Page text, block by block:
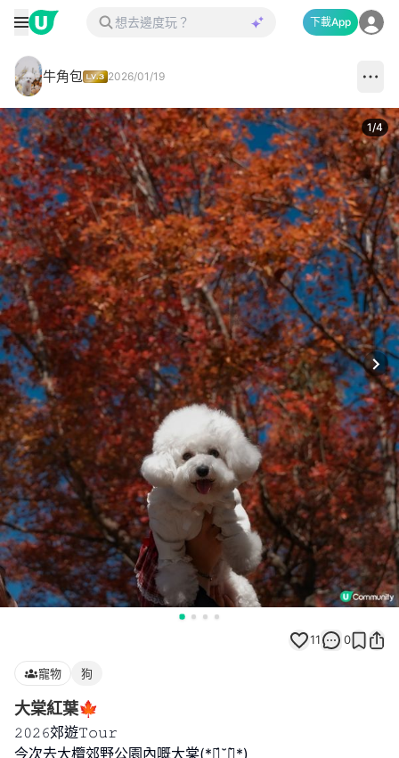
下載App
牛角包 2026/01/19
1/4
11 0
寵物 狗
大棠紅葉🍁
𝟸𝟶𝟸𝟼郊遊𝚃𝚘𝚞𝚛
今次去大欖郊野公園內嘅大棠(*ฅ́˘ฅ̀*)